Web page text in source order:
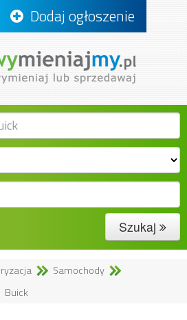
Dodaj ogłoszenie
Szukaj
Samochody
Buick